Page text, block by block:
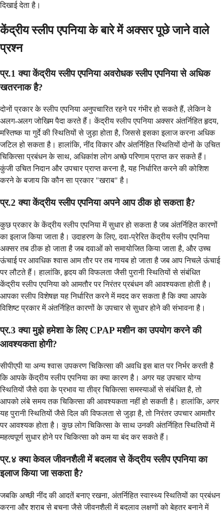
दिखाई देता है।
केंद्रीय स्लीप एपनिया के बारे में अक्सर पूछे जाने वाले
प्रश्न
प्र.1 क्या केंद्रीय स्लीप एपनिया अवरोधक स्लीप एपनिया से अधिक
खतरनाक है?
दोनों प्रकार के स्लीप एपनिया अनुपचारित रहने पर गंभीर हो सकते हैं, लेकिन वे
अलग-अलग जोखिम पैदा करते हैं। केंद्रीय स्लीप एपनिया अक्सर अंतर्निहित हृदय,
मस्तिष्क या गुर्दे की स्थितियों से जुड़ा होता है, जिससे इसका इलाज करना अधिक
जटिल हो सकता है। हालांकि, नींद विकार और अंतर्निहित स्थितियों दोनों के उचित
चिकित्सा प्रबंधन के साथ, अधिकांश लोग अच्छे परिणाम प्राप्त कर सकते हैं।
कुंजी उचित निदान और उपचार प्राप्त करना है, यह निर्धारित करने की कोशिश
करने के बजाय कि कौन सा प्रकार "खराब" है।
प्र.2 क्या केंद्रीय स्लीप एपनिया अपने आप ठीक हो सकता है?
कुछ प्रकार के केंद्रीय स्लीप एपनिया में सुधार हो सकता है जब अंतर्निहित कारणों
का इलाज किया जाता है। उदाहरण के लिए, दवा-प्रेरित केंद्रीय स्लीप एपनिया
अक्सर तब ठीक हो जाता है जब दवाओं को समायोजित किया जाता है, और उच्च
ऊंचाई पर आवधिक श्वास आम तौर पर तब गायब हो जाता है जब आप निचले ऊंचाई
पर लौटते हैं। हालांकि, हृदय की विफलता जैसी पुरानी स्थितियों से संबंधित
केंद्रीय स्लीप एपनिया को आमतौर पर निरंतर प्रबंधन की आवश्यकता होती है।
आपका स्लीप विशेषज्ञ यह निर्धारित करने में मदद कर सकता है कि क्या आपके
विशिष्ट प्रकार में अंतर्निहित कारणों के उपचार से सुधार होने की संभावना है।
प्र.3 क्या मुझे हमेशा के लिए CPAP मशीन का उपयोग करने की
आवश्यकता होगी?
सीपीएपी या अन्य श्वास उपकरण चिकित्सा की अवधि इस बात पर निर्भर करती है
कि आपके केंद्रीय स्लीप एपनिया का क्या कारण है। अगर यह उपचार योग्य
स्थितियों जैसे दवा के प्रभाव या तीव्र चिकित्सा समस्याओं से संबंधित है, तो
आपको लंबे समय तक चिकित्सा की आवश्यकता नहीं हो सकती है। हालांकि, अगर
यह पुरानी स्थितियों जैसे दिल की विफलता से जुड़ा है, तो निरंतर उपचार आमतौर
पर आवश्यक होता है। कुछ लोग चिकित्सा के साथ उनकी अंतर्निहित स्थितियों में
महत्वपूर्ण सुधार होने पर चिकित्सा को कम या बंद कर सकते हैं।
प्र.४ क्या केवल जीवनशैली में बदलाव से केंद्रीय स्लीप एपनिया का
इलाज किया जा सकता है?
जबकि अच्छी नींद की आदतें बनाए रखना, अंतर्निहित स्वास्थ्य स्थितियों का प्रबंधन
करना और शराब से बचना जैसे जीवनशैली में बदलाव लक्षणों को बेहतर बनाने में